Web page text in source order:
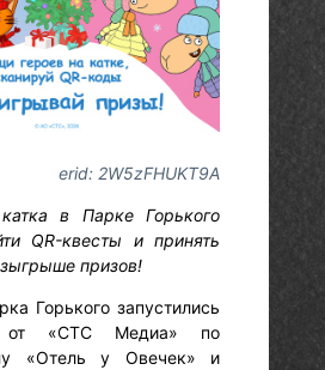
erid: 2W5zFHUKT9A
в Парке Горького
QR-квесты и принять
призов!
Горького запустились
от «СТС Медиа» по
«Отель у Овечек» и